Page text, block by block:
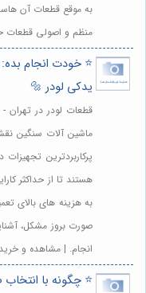
به موقع قطعات آن
منظم و اصولی قطعات
⭐️ خودت انجام بده:
یدکی لودر 🔩
قطعات لودر در تهران
ماشین آلات سنگین
پرکاربردترین
هستند تا از حداکثر
به هزینه های بالای
صورت بروز مشکل،
انجام. | مشاهده و خرید
⭐️ چگونه با